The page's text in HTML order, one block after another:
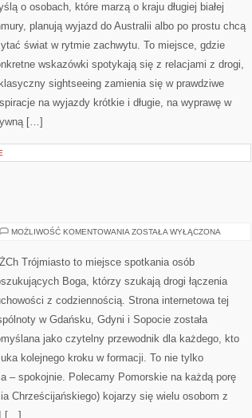
o osobach, które marzą o kraju długiej białej
planują wyjazd do Australii albo po prostu chcą
świat w rytmie zachwytu. To miejsce, gdzie
wskazówki spotykają się z relacjami z drogi,
sightseeing zamienia się w prawdziwe
na wyjazdy krótkie i długie, na wyprawę w
[…]
MOŻLIWOŚĆ KOMENTOWANIA HISTORIA
ZOSTAŁA WYŁĄCZONA
Trójmiasto to miejsce spotkania osób
Boga, którzy szukają drogi łączenia
z codziennością. Strona internetowa tej
w Gdańsku, Gdyni i Sopocie została
jako czytelny przewodnik dla każdego, kto
kolejnego kroku w formacji. To nie tylko
– spokojnie. Polecamy Pomorskie na każdą porę
Chrześcijańskiego) kojarzy się wielu osobom z
I […]